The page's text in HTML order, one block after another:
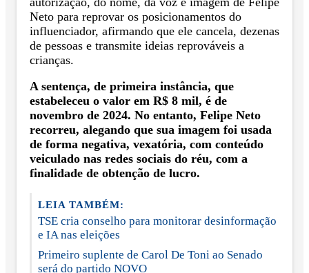
Neto para reprovar os posicionamentos do
influenciador, afirmando que ele cancela, dezenas
de pessoas e transmite ideias reprováveis a
crianças.
A sentença, de primeira instância, que
estabeleceu o valor em R$ 8 mil, é de
novembro de 2024. No entanto, Felipe Neto
recorreu, alegando que sua imagem foi usada
de forma negativa, vexatória, com conteúdo
veiculado nas redes sociais do réu, com a
finalidade de obtenção de lucro.
LEIA TAMBÉM:
TSE cria conselho para monitorar desinformação
e IA nas eleições
Primeiro suplente de Carol De Toni ao Senado
será do partido NOVO